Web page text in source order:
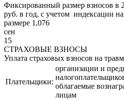
Фиксированный размер взносов в
руб. в год, с учетом индексации
размере 1,076
сен
15
СТРАХОВЫЕ ВЗНОСЫ
Уплата страховых взносов на
Плательщики:
организации и
облагаемые
лицам